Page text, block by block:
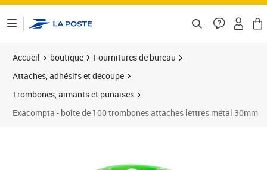
Accueil boutique
Fournitures de bureau
Attaches, adhésifs et découpe
Trombones, aimants et punaises
Exacompta - boîte de 100 trombones attaches lettres métal 30mm